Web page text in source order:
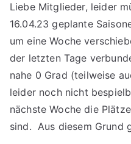
Liebe Mitglieder, leider
16.04.23 geplante
um eine Woche
der letzten Tage
nahe 0 Grad (teilweise
leider noch nicht
nächste Woche die
sind. Aus diesem Grund